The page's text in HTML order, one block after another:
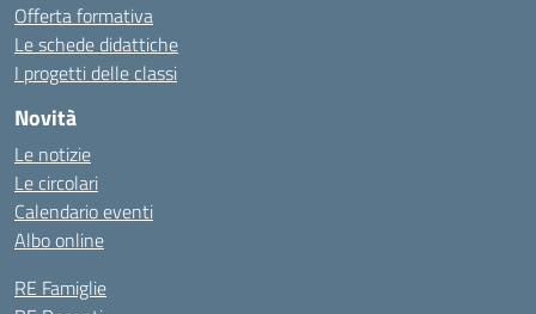
Offerta formativa
Le schede didattiche
I progetti delle classi
Novità
Le notizie
Le circolari
Calendario eventi
Albo online
RE Famiglie